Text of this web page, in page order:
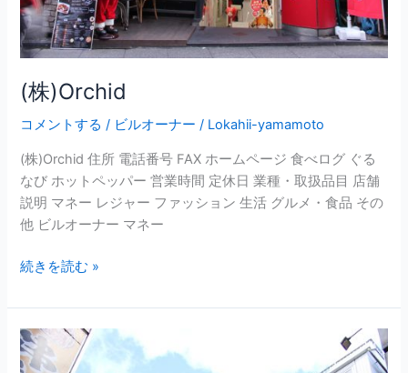
(株)Orchid
コメントする / ビルオーナー / Lokahii-yamamoto
(株)Orchid 住所 電話番号 FAX ホームページ 食べログ ぐる
なび ホットペッパー 営業時間 定休日 業種・取扱品目 店舗
説明 マネー レジャー ファッション 生活 グルメ・食品 その
他 ビルオーナー マネー
続きを読む »
フ
ジ